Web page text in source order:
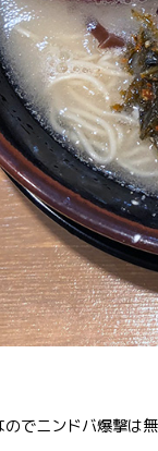
でニンドバ爆撃は